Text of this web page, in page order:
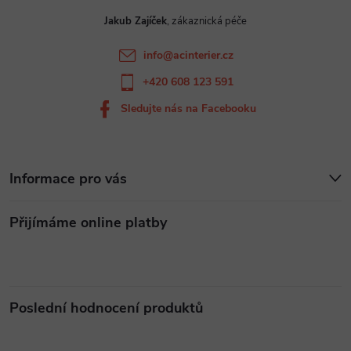
Informace pro vás
Přijímáme online platby
Poslední hodnocení produktů
Jakub Zajíček
info@acinterier.cz
+420 608 123 591
Sledujte nás na Facebooku